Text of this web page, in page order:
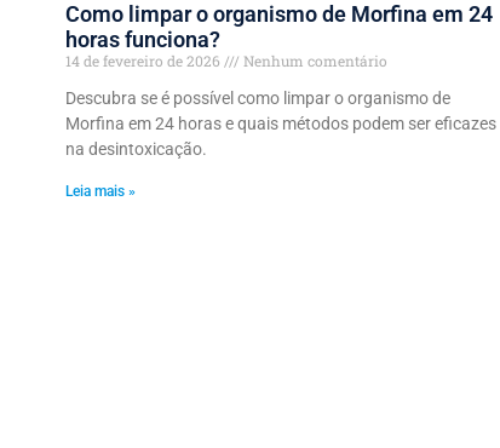
Como limpar o organismo de Morfina em 24
horas funciona?
14 de fevereiro de 2026
Nenhum comentário
Descubra se é possível como limpar o organismo de
Morfina em 24 horas e quais métodos podem ser eficazes
na desintoxicação.
Leia mais »